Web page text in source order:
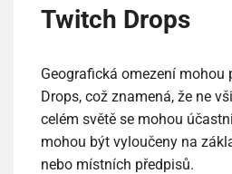
Twitch Drops
Geografická omezení mohou
Drops, což znamená, že ne
celém světě se mohou
mohou být vyloučeny na
nebo místních předpisů.